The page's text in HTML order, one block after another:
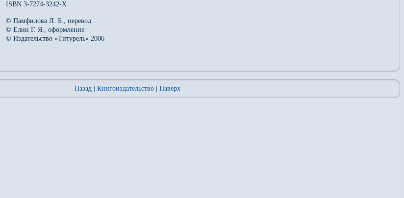
ISBN 3-7274-3242-X
© Памфилова Л. Б., перевод
© Елин Г. Я., оформление
© Издательство «Титурель» 2006
Назад Книгоиздательство Наверх